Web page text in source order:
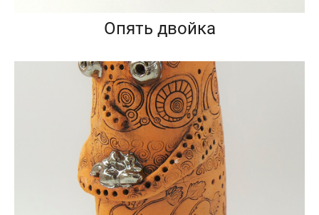
Опять двойка